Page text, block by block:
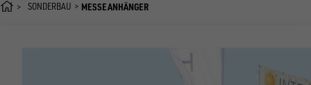
SONDERBAU MESSEANHÄNGER